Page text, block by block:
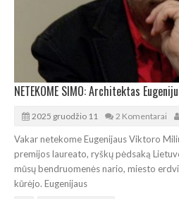
2025 gruodžio 11 2 Komentarai
Vakar netekome Eugenijaus Viktoro
premijos laureato, ryškų pėdsaką
mūsų bendruomenės nario, miesto
kūrėjo. Eugenijaus